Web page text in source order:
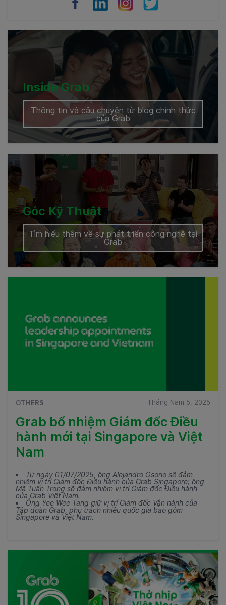
Cambodia
Inside Grab
Thông tin và câu chuyện từ blog chính thức
của Grab
Góc Kỹ Thuật
Tìm hiểu thêm về sự phát triển công nghệ tại
Grab
OTHERS Tháng Năm 5, 2025
Grab bổ nhiệm Giám đốc Điều
hành mới tại Singapore và Việt
Nam
Từ ngày 01/07/2025, ông Alejandro Osorio sẽ đảm
nhiệm vị trí Giám đốc Điều hành của Grab Singapore; ông
Mã Tuấn Trọng sẽ đảm nhiệm vị trí Giám đốc Điều hành
của Grab Việt Nam.
Ông Yee Wee Tang giữ vị trí Giám đốc Vận hành của
Tập đoàn Grab, phụ trách nhiều quốc gia bao gồm
Singapore và Việt Nam.